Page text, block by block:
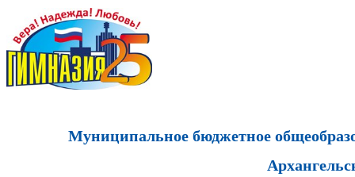
Муниципальное бюджетное